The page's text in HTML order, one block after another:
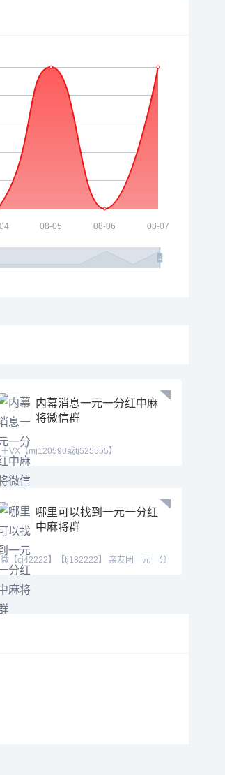
内幕消息一元一分红中麻
将微信群
＋VX【mj120590或tj525555】
【ab120590】信誉老群，一元一
哪里可以找到一元一分红
中麻将群
微【cj42222】【tj182222】 亲友团一元一分
上下分模式